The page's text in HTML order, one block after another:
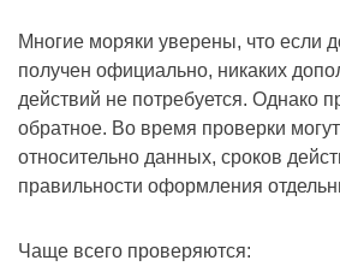
Многие моряки уверены, что если
получен официально, никаких
действий не потребуется. Однако
обратное. Во время проверки
относительно данных, сроков
правильности оформления
Чаще всего проверяются: